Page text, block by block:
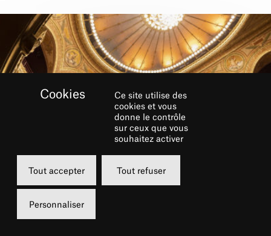
Ce site utilise des
cookies et vous
donne le contrôle
sur ceux que vous
souhaitez activer
Tout accepter Tout refuser
Personnaliser